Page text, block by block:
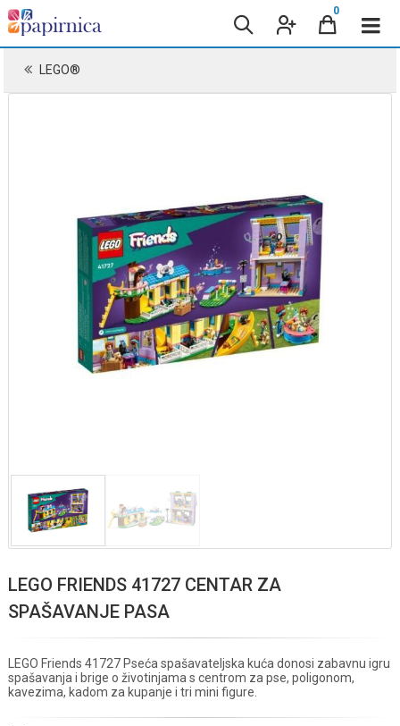
0
LEGO®
LEGO FRIENDS 41727 CENTAR ZA
SPAŠAVANJE PASA
LEGO Friends 41727 Pseća spašavateljska kuća donosi zabavnu igru
spašavanja i brige o životinjama s centrom za pse, poligonom,
kavezima, kadom za kupanje i tri mini figure.